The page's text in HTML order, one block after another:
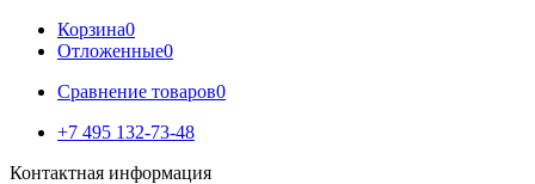
Корзина0
Отложенные0
Сравнение товаров0
+7 495 132-73-48
Контактная информация